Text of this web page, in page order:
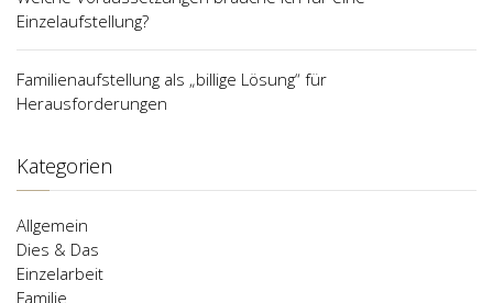
Einzelaufstellung?
Familienaufstellung als „billige Lösung“ für
Herausforderungen
Kategorien
Allgemein
Dies & Das
Einzelarbeit
Familie